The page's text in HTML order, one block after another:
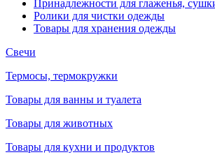
Принадлежности для глаженья,
Ролики для чистки одежды
Товары для хранения одежды
Свечи
Термосы, термокружки
Товары для ванны и туалета
Товары для животных
Товары для кухни и продуктов